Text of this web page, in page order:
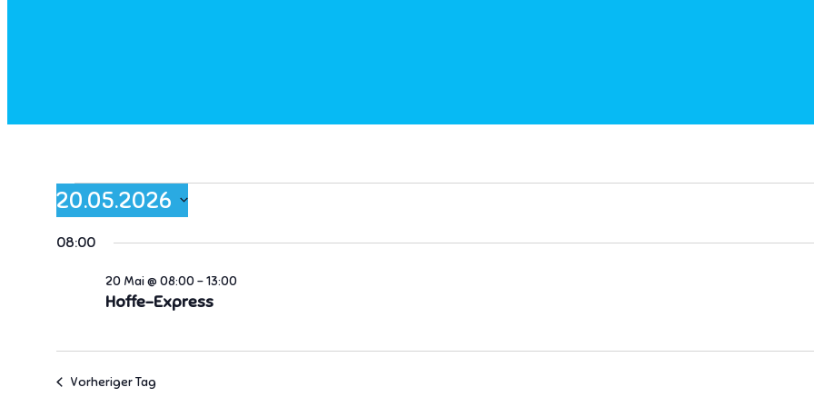
Veranstaltungen
für
Mai
2026
20.05.2026
08:00
Hoffe-Express
20 Mai @ 08:00-13:00
Vorheriger Tag